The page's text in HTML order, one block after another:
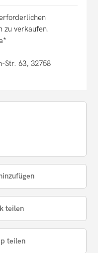
zu verkaufen.
Str. 63, 32758
teilen
teilen